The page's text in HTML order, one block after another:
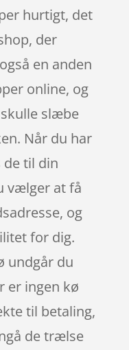
hurtigt, det
der
en anden
online, og
slæbe
Når du har
de til din
vælger at få
og
for dig.
undgår du
er ingen kø
til betaling,
de trælse